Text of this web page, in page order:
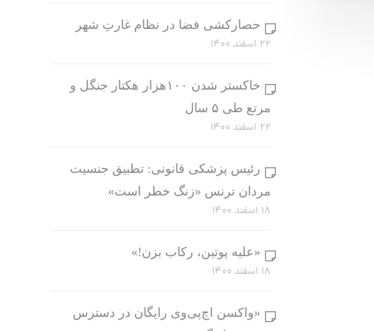
حصارکشی فضا در نظام غارتِ شهر
۲۲ اسفند ۱۴۰۰
خاکستر شدن ۱۰۰هزار هکتار جنگل و
مرتع طی ۵ سال
۲۲ اسفند ۱۴۰۰
رئیس پزشکی قانونی: تطبیق جنسیت
مردان ترنس «زنگ خطر است»
۱۸ اسفند ۱۴۰۰
«علیه پوتین، رکاب بزن!»
۱۸ اسفند ۱۴۰۰
«واکسن اچ‌پی‌وی رایگان در دسترس